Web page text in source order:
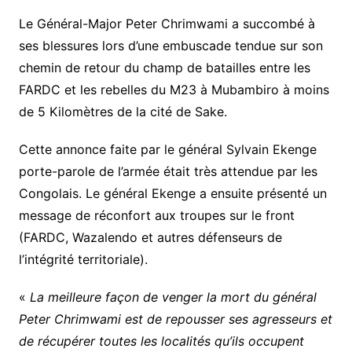
Le Général-Major Peter Chrimwami a succombé à
ses blessures lors d’une embuscade tendue sur son
chemin de retour du champ de batailles entre les
FARDC et les rebelles du M23 à Mubambiro à moins
de 5 Kilomètres de la cité de Sake.
Cette annonce faite par le général Sylvain Ekenge
porte-parole de l’armée était très attendue par les
Congolais. Le général Ekenge a ensuite présenté un
message de réconfort aux troupes sur le front
(FARDC, Wazalendo et autres défenseurs de
l’intégrité territoriale).
« La meilleure façon de venger la mort du général
Peter Chrimwami est de repousser ses agresseurs et
de récupérer toutes les localités qu’ils occupent